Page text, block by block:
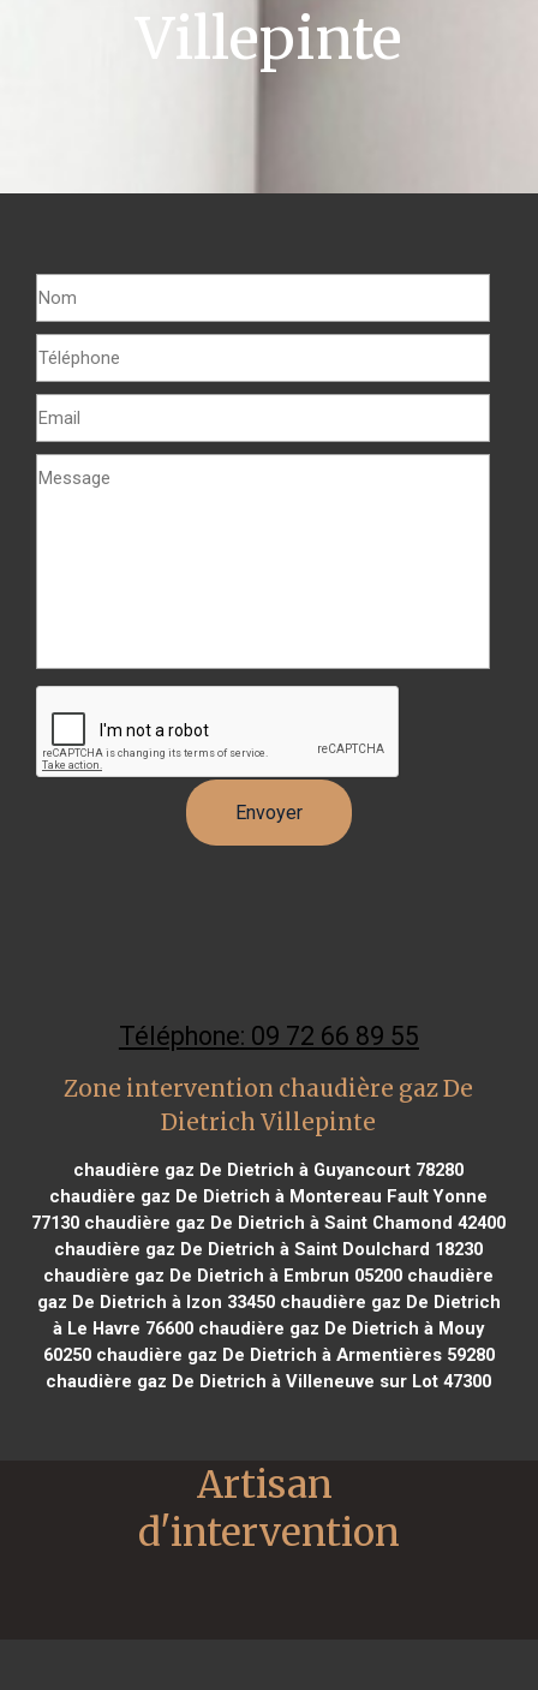
Villepinte
Téléphone: 09 72 66 89 55
Zone intervention chaudière gaz De
Dietrich Villepinte
chaudière gaz De Dietrich à Guyancourt 78280
chaudière gaz De Dietrich à Montereau Fault Yonne
77130 chaudière gaz De Dietrich à Saint Chamond 42400
chaudière gaz De Dietrich à Saint Doulchard 18230
chaudière gaz De Dietrich à Embrun 05200 chaudière
gaz De Dietrich à Izon 33450chaudière gaz De Dietrich
à Le Havre 76600 chaudière gaz De Dietrich à Mouy
60250chaudière gaz De Dietrich à Armentières 59280
chaudière gaz De Dietrich à Villeneuve sur Lot 47300
Artisan
d'intervention